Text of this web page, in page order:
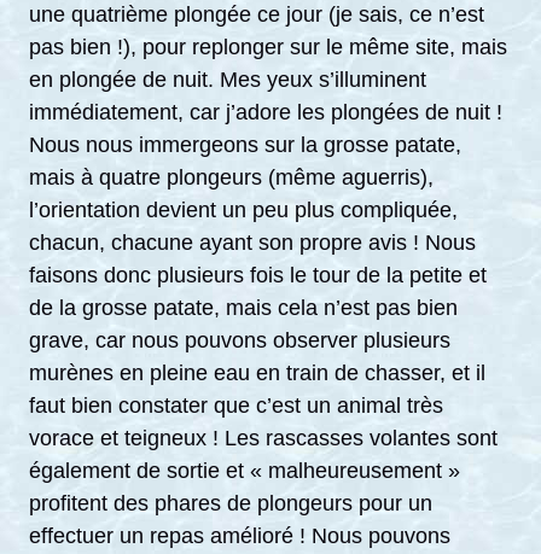
une quatrième plongée ce jour (je sais, ce n’est
pas bien !), pour replonger sur le même site, mais
en plongée de nuit. Mes yeux s’illuminent
immédiatement, car j’adore les plongées de nuit !
Nous nous immergeons sur la grosse patate,
mais à quatre plongeurs (même aguerris),
l’orientation devient un peu plus compliquée,
chacun, chacune ayant son propre avis ! Nous
faisons donc plusieurs fois le tour de la petite et
de la grosse patate, mais cela n’est pas bien
grave, car nous pouvons observer plusieurs
murènes en pleine eau en train de chasser, et il
faut bien constater que c’est un animal très
vorace et teigneux ! Les rascasses volantes sont
également de sortie et « malheureusement »
profitent des phares de plongeurs pour un
effectuer un repas amélioré ! Nous pouvons